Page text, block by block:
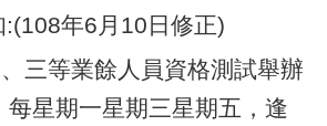
:(108年6月10日修正)
三等業餘人員資格測試舉辦
每星期一星期三星期五，逢